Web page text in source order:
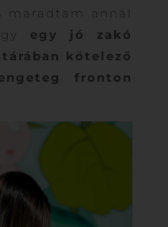
maradtam annál
egy jó zakó
kötelező
fronton